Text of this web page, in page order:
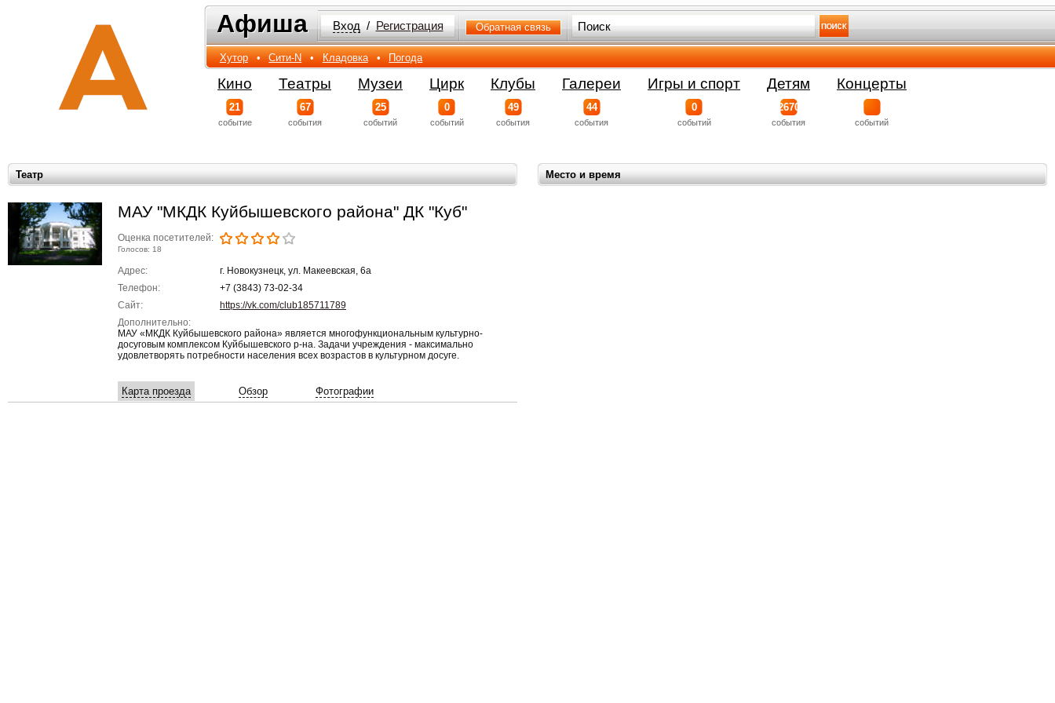
Афиша
Афиша Вход / Регистрация Обратная связь
Хутор • Сити-N • Кладовка • Погода
Кино
21
событиe
Театры
67
события
Музеи
25
событий
Цирк
0
событий
Клубы
49
события
Галереи
44
события
Игры и спорт
0
событий
Детям
2670
события
Концерты
событий
Место и время
Театр
МАУ "МКДК Куйбышевского района" ДК "Куб"
Оценка посетителей:
Голосов: 18
Адрес:
г. Новокузнецк, ул. Макеевская, 6а
Телефон:
+7 (3843) 73-02-34
Сайт:
https://vk.com/club185711789
Дополнительно:
МАУ «МКДК Куйбышевского района» является многофункциональным культурно-
досуговым комплексом Куйбышевского р-на. Задачи учреждения - максимально
удовлетворять потребности населения всех возрастов в культурном досуге.
Карта проезда Обзор Фотографии